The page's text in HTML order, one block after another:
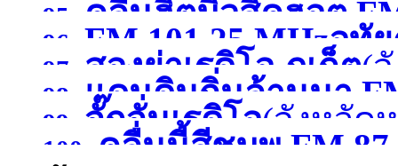
95.
คลื่นฮิตมิวสิคฮอต
อุดรธานี )
96. FM 101.25 MHzอุทั
97. สองย่าเรดิโอ ภูเก็ต(
98.
แดนดินถิ่นล้านนา
)
99. จั๊กจั่นเรดิโอ(จังหวัด
100.
คลื่นนี้สีชมพู FM